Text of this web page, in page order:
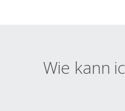
Wie kann